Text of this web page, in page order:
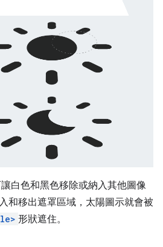
白色和黑色移除或納入其他圖像
和移出遮罩區域，太陽圖示就會被
形狀遮住。